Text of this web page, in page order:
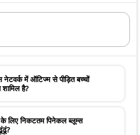
में ऑटिज्म से पीड़ित बच्चों
शामिल है?
लिए निकटतम पिनेकल ब्लूम्स